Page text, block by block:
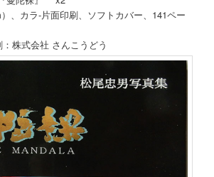
、カラ-片面印刷、ソフトカバー、141ペー
株式会社 さんこうどう